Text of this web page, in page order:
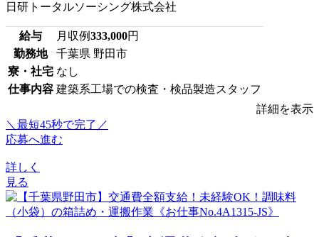
日研トータルソーシング株式会社
給与 月収例333,000円
勤務地
千葉県 野田市
寮・社宅 なし
仕事内容 建築系工場での検査・検品製造スタッフ
詳細を表示
＼最短45秒で完了／
応募へ進む
詳しく
見る